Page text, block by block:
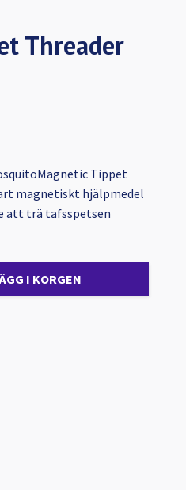
Threader
Tippet
magnetiskt hjälpmedel
att trä tafsspetsen
I KORGEN